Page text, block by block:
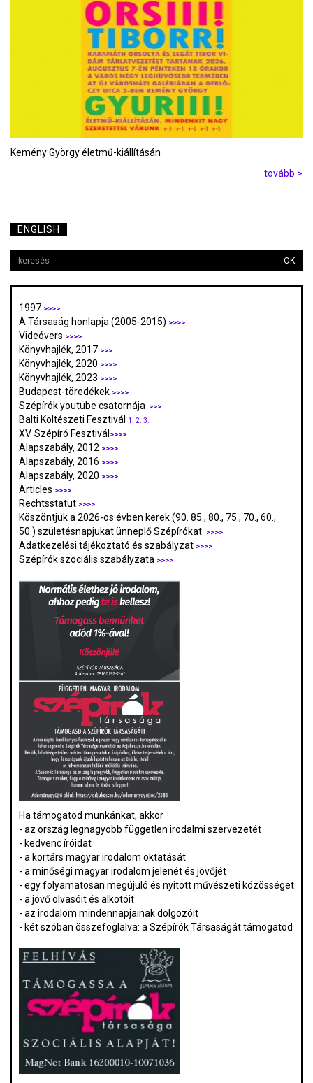
Kemény György életmű-kiállításán
tovább >
ENGLISH
OK
1997 >>>>
A Társaság honlapja (2005-2015) >>>>
Videóvers >>>>
Könyvhajlék, 2017 >>>
Könyvhajlék, 2020 >>>>
Könyvhajlék, 2023 >>>>
Budapest-töredékek >>>>
Szépírók youtube csatornája >>>
Balti Költészeti Fesztivál 1. 2. 3.
XV. Szépíró Fesztivál >>>>
Alapszabály, 2012 >>>>
Alapszabály, 2016 >>>>
Alapszabály, 2020 >>>>
Articles >>>>
Rechtsstatut >>>>
Köszöntjük a 2026-os évben kerek (90. 85., 80., 75., 70., 60.,
50.) születésnapjukat ünneplő Szépírókat
>>>>
Adatkezelési tájékoztató és szabályzat >>>>
Szépírók szociális szabályzata >>>>
Ha támogatod munkánkat, akkor
- az ország legnagyobb független irodalmi szervezetét
- kedvenc íróidat
- a kortárs magyar irodalom oktatását
- a minőségi magyar irodalom jelenét és jövőjét
- egy folyamatosan megújuló és nyitott művészeti közösséget
- a jövő olvasóit és alkotóit
- az irodalom mindennapjainak dolgozóit
- két szóban összefoglalva: a Szépírók Társaságát támogatod